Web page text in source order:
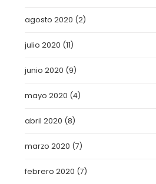
agosto 2020 (2)
julio 2020 (11)
junio 2020 (9)
mayo 2020 (4)
abril 2020 (8)
marzo 2020 (7)
febrero 2020 (7)